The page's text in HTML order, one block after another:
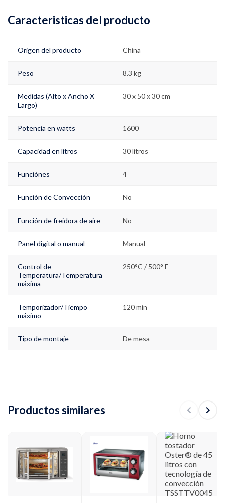
Caracteristicas del producto
Origen del producto China
Peso 8.3 kg
Medidas (Alto x Ancho X
Largo)
30 x 50 x 30 cm
Potencia en watts 1600
Capacidad en litros 30 litros
Funciónes 4
Función de Convección No
Función de freidora de aire No
Panel digital o manual Manual
Control de
Temperatura/Temperatura
máxima
250°C / 500° F
Temporizador/Tiempo
máximo
120 min
Tipo de montaje De mesa
Productos similares